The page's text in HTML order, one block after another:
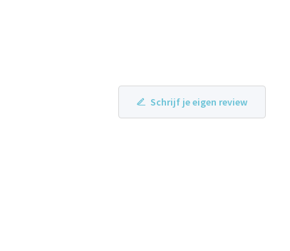
Schrijf je eigen review